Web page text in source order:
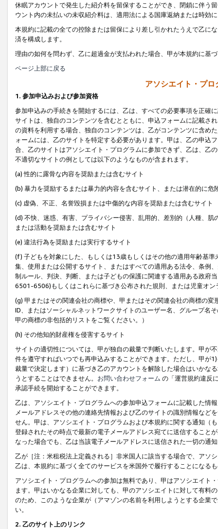
休眠アカウントで発生した紹介料を留保することができ、閉鎖に伴う
ウント内の未払いの未収紹介料は、適用法による国庫返納または時効
本規約に記載の全ての控除または留保により差し引かれたうえで乙に
済を構成します。
理由の如何を問わず、乙に超過金が支払われた場合、甲が本規約に基
ページ上部に戻る
アソシエイト・プ
1. 参加申込みおよび参加資格
参加申込みの手続きを開始するには、乙は、すべての必要事項を正確
サイトは、独自のコンテンツを含むとともに、申込フォームに記載さ
の資料を利用する場合、独自のコンテンツは、乙がコンテンツに含め
ォームには、乙のサイトを特定する必要があります。甲は、乙の申込
合、乙のサイトはアソシエイト・プログラムに参加できず、乙は、乙
不適切なサイトの例としては以下のようなものが含まれます。
(a) 性的に露骨な内容を奨励または含むサイト
(b) 暴力を奨励するまたは暴力的内容を含むサイト、または潜在的に
(c) 虚偽、不正、名誉毀損または中傷的な内容を奨励または含むサイト
(d) 不快、迷惑、有害、プライバシー侵害、乱用的、差別的（人種、
または活動を奨励または含むサイト
(e) 違法行為を奨励または実行するサイト
(f) 子どもを対象にした、もしくは13歳もしくはその他の適用年齢基
集、使用または公開するサイト、またはすべての適用ある法令、条例
制ルール、判決、判断、または子どもの保護に関連する適用ある政府
6501-6506)もしくはこれらに基づき公布された規則、または児童オン
(g) 甲またはその関連会社の商標や、甲またはその関連会社の商標の
ID、またはソーシャルネットワークサイトのユーザー名、グループ名
甲の商標の非包括的リストをご覧ください。）
(h) その他知的財産権を侵害するサイト
サイトの適切性については、甲が独自の裁量で判断いたします。甲が
件を遵守すればいつでも再申込みすることができます。ただし、甲が
裁量で決定します）に基づき乙のアカウントを解除した場合はいかな
うとすることはできません。 お問い合わせフォーム の「運営規約違反
承認手続を開始することができます。
乙は、アソシエイト・プログラムへの参加申込フォームに記載した情
メールアドレスその他の連絡先情報および乙のサイトの識別情報など
せん。甲は、アソシエイト・プログラムおよび本規約に関する通知（
登録されたその時点で最新の電子メールアドレス宛てに送信すること
なった場合でも、乙は当該電子メールアドレスに送信された一切の通
乙が［注：米租税法上定義される］非米国人に該当する場合で、アソ
乙は、本規約に基づく全てのサービスを米国外で履行することになる
アソシエイト・プログラムへの参加は無料であり、甲はアソシエイト
ます。甲はいかなる企業に対しても、甲のアソシエイトに対して有料
のため、このような企業が（アマゾンの名前を利用しようとする企業
い。
2. 乙のサイト上のリンク